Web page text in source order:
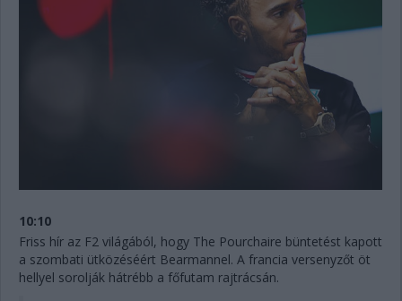
10:10
Friss hír az F2 világából, hogy The Pourchaire büntetést kapott
a szombati ütközéséért Bearmannel. A francia versenyzőt öt
hellyel sorolják hátrébb a főfutam rajtrácsán.